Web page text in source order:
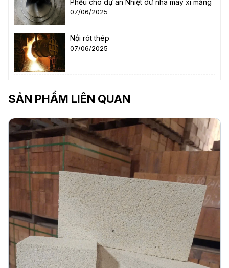
Phễu cho dự án Nhiệt dư nhà máy xi măng
07/06/2025
Nồi rót thép
07/06/2025
SẢN PHẨM LIÊN QUAN